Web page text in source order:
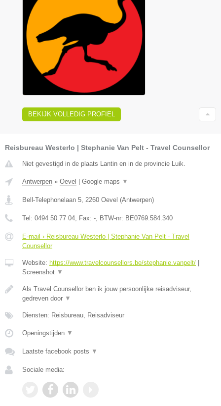
BEKIJK VOLLEDIG PROFIEL
Reisbureau Westerlo | Stephanie Van Pelt - Travel Counsellor
Niet gevestigd in de plaats Lantin en in de provincie Luik.
Antwerpen » Oevel Google maps ▼
Bell-Telephonelaan 5 2260 Oevel (Antwerpen)
Tel: 0494 50 77 04 , Fax: - , BTW-nr: BE0769.584.340
E-mail › Reisbureau Westerlo | Stephanie Van Pelt - Travel
Counsellor
Website: https://www.travelcounsellors.be/stephanie.vanpelt/
Screenshot ▼
Als Travel Counsellor ben ik jouw persoonlijke reisadviseur,
gedreven door ▼
Diensten: Reisbureau, Reisadviseur
Openingstijden ▼
Laatste facebook posts ▼
Sociale media: